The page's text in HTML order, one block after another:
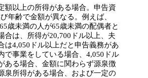
額以上の所得がある場合。申告資
年齢で金額が異なる。例えば、
歳未満の人が65歳未満の配偶者と
合は、所得が20,700ドル以上、夫
は4,050ドル以上だと申告義務があ
で事業をしている場合、4,050ドル
ある場合、金額に関わらず源泉徴
泉所得がある場合、および一定の